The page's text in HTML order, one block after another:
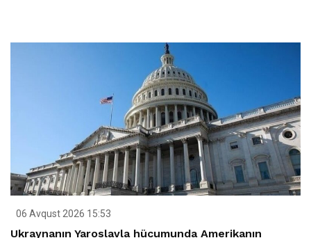
06 Avqust 2026 15:53
Ukraynanın Yaroslavla hücumunda Amerikanın